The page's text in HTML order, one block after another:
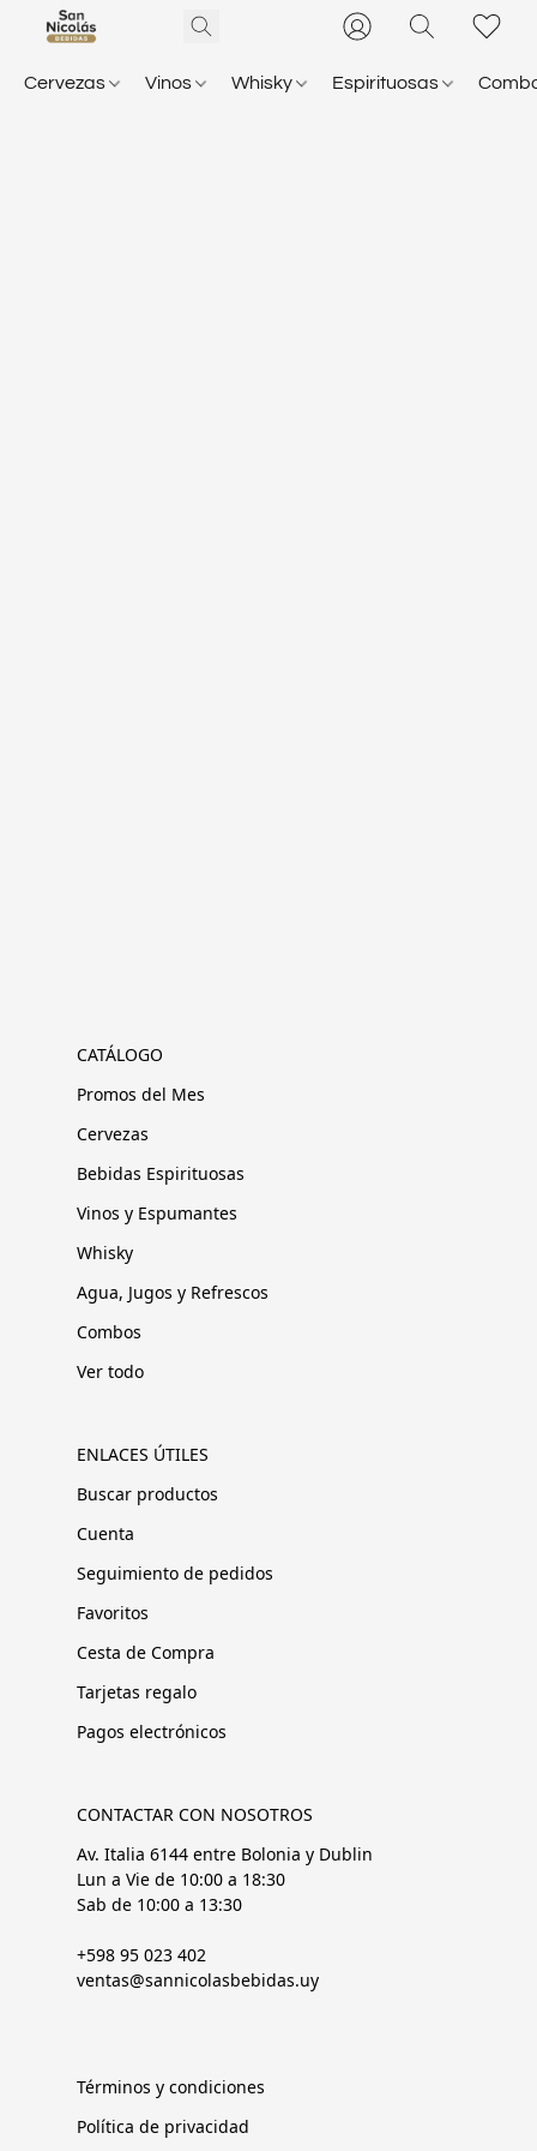
Cervezas Vinos Whisky Espirituosas
CATÁLOGO
Promos del Mes
Cervezas
Bebidas Espirituosas
Vinos y Espumantes
Whisky
Agua, Jugos y Refrescos
Combos
Ver todo
ENLACES ÚTILES
Buscar productos
Cuenta
Seguimiento de pedidos
Favoritos
Cesta de Compra
Tarjetas regalo
Pagos electrónicos
CONTACTAR CON NOSOTROS
Av. Italia 6144 entre Bolonia y Dublin
Lun a Vie de 10:00 a 18:30
Sab de 10:00 a 13:30
+598 95 023 402
ventas@sannicolasbebidas.uy
Términos y condiciones
Política de privacidad